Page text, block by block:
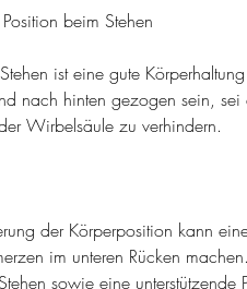
beim Stehen
ist eine gute
nach hinten gezogen sein,
Wirbelsäule zu verhindern.
der Körperposition kann
im unteren Rücken
sowie eine